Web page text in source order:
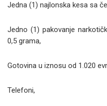
Jedna (1) najlonska kesa sa
Jedno (1) pakovanje
0,5 grama,
Gotovina u iznosu od 1.020
Telefoni,